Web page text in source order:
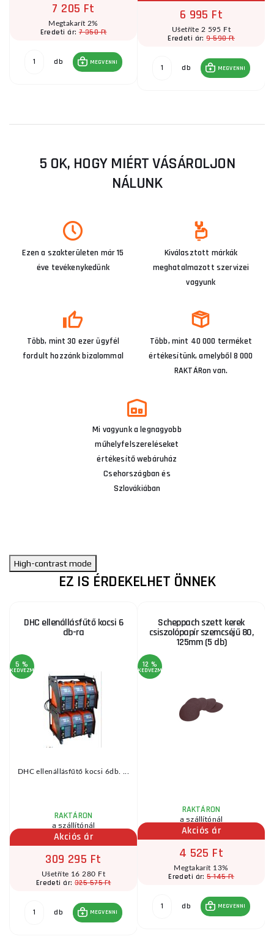
7 205 Ft
Megtakarít 2%
Eredeti ár:7 350 Ft
db MEGVENNI
6 995 Ft
Ušetříte 2 595 Ft
Eredeti ár:9 590 Ft
db MEGVENNI
5 OK, HOGY MIÉRT VÁSÁROLJON
NÁLUNK
Ezen a szakterületen már 15
éve tevékenykedünk
Kiválasztott márkák
meghatalmazott szervizei
vagyunk
Több, mint 30 ezer ügyfél
fordult hozzánk bizalommal
Több, mint 40 000 terméket
értékesítünk, amelyből 8 000
RAKTÁRon van.
Mi vagyunk a legnagyobb
műhelyfelszereléseket
értékesítő webáruház
Csehországban és
Szlovákiában
High-contrast mode
EZ IS ÉRDEKELHET ÖNNEK
DHC ellenállásfűtő kocsi 6
db-ra
5 %
KEDVEZMÉNY
DHC ellenállásfűtő kocsi 6db. ...
RAKTÁRON
a szállítónál
Akciós ár
309 295 Ft
Ušetříte 16 280 Ft
Eredeti ár: 325 575 Ft
db MEGVENNI
Scheppach szett kerek
csiszolópapír szemcséjű 80,
125mm (5 db)
12 %
KEDVEZMÉNY
RAKTÁRON
a szállítónál
Akciós ár
4 525 Ft
Megtakarít 13%
Eredeti ár:5 145 Ft
db MEGVENNI